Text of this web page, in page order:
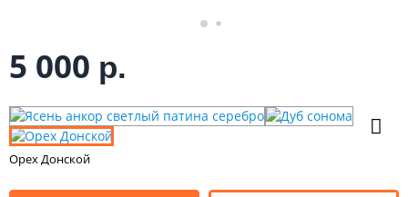
5 000 р.
Орех Донской